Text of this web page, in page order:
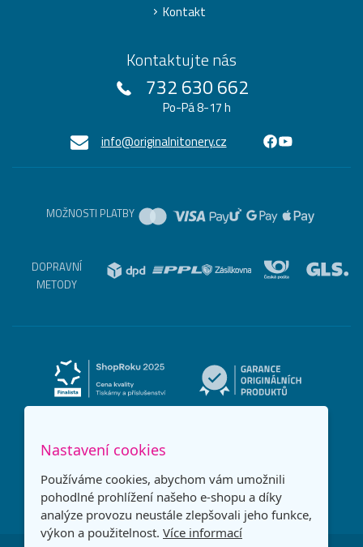
Kontakt
Kontaktujte nás
732 630 662
Po-Pá 8-17 h
info@originalnitonery.cz
MOŽNOSTI PLATBY
DOPRAVNÍ
METODY
Nastavení cookies
Používáme cookies, abychom vám umožnili
pohodlné prohlížení našeho e-shopu a díky
analýze provozu neustále zlepšovali jeho funkce,
výkon a použitelnost. Více informací